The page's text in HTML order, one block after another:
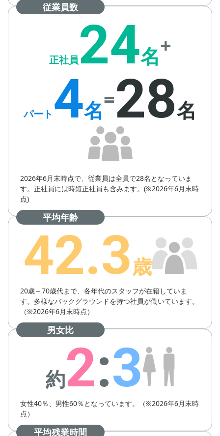
従業員数
正社員 24名+
パート 4名=28名
2026年6月末時点で、従業員は全員で28名となっていま
す。正社員には時短正社員も含みます。(※2026年6月末時
点)
平均年齢
42.3歳
20歳～70歳代まで、各年代のスタッフが在籍していま
す。多様なバックグラウンドを持つ社員が働いています。
（※2026年6月末時点）
男女比
約2:3
女性40％、男性60％となっています。（※2026年6月末時
点）
平均残業時間